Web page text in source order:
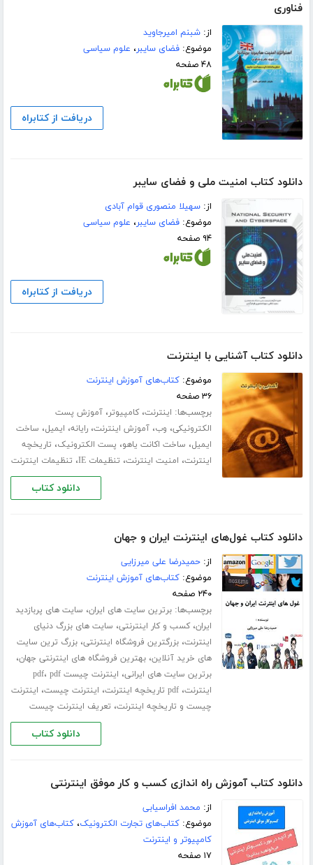
فناوری
از:شبنم امیرجاوید
موضوع:فضای سایبر، علوم سیاسی
۴۸ صفحه
دریافت از کتابراه
دانلود کتاب امنیت ملی و فضای سایبر
از:سهیلا منصوری قوام آبادی
موضوع:فضای سایبر، علوم سیاسی
۹۴ صفحه
دریافت از کتابراه
دانلود کتاب آشنایی با اینترنت
موضوع:کتاب‌های آموزش اینترنت
۳۶ صفحه
برچسب‌ها: اینترنت،کامپیوتر،آموزش پست
الکترونیکی، وب،آموزش اینترنت،رایانه، ایمیل، ساخت
ایمیل، ساخت اکانت یاهو، پست الکترونیک، تاریخچه
اینترنت، امنیت اینترنت، تنظیمات IE ، تنظیمات اینترنت
دانلود کتاب
دانلود کتاب غول‌های اینترنت ایران و جهان
از:حمیدرضا علی میرزایی
موضوع:کتاب‌های آموزش اینترنت
۲۴۰ صفحه
برچسب‌ها:برترین سایت های ایران، سایت های پربازدید
ایران،کسب و کار اینترنتی، سایت های بزرگ دنیای
اینترنت،بزرگترین فروشگاه اینترنتی،بزرگ ترین سایت
های خرید آنلاین،بهترین فروشگاه های اینترنتی جهان،
برترین سایت های ایرانی، اینترنت چیست pdf ، pdf
اینترنت،pdf تاریخچه اینترنت ، اینترنت چیست، اینترنت
چیست و تاریخچه اینترنت، تعریف اینترنت چیست
دانلود کتاب
دانلود کتاب آموزش راه اندازی کسب و کار موفق اینترنتی
از: محمد افراسیابی
موضوع:کتاب‌های تجارت الکترونیک،کتاب‌های آموزش
کامپیوتر و اینترنت
۱۷ صفحه